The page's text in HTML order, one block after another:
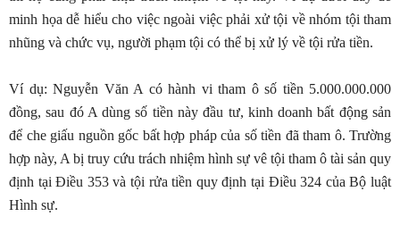
minh họa dễ hiểu cho việc ngoài việc phải xử tội về nhóm tội tham
nhũng và chức vụ, người phạm tội có thể bị xử lý về tội rửa tiền.
Ví dụ: Nguyễn Văn A có hành vi tham ô số tiền 5.000.000.000
đồng, sau đó A dùng số tiền này đầu tư, kinh doanh bất động sản
để che giấu nguồn gốc bất hợp pháp của số tiền đã tham ô. Trường
hợp này, A bị truy cứu trách nhiệm hình sự vê tội tham ô tài sản quy
định tại Điều 353 và tội rửa tiền quy định tại Điều 324 của Bộ luật
Hình sự.